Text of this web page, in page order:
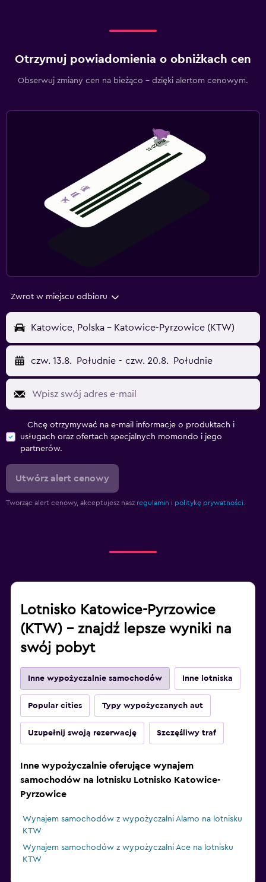
Otrzymuj powiadomienia o obniżkach cen
Obserwuj zmiany cen na bieżąco – dzięki alertom cenowym.
Zwrot w miejscu odbioru
Katowice, Polska - Katowice-Pyrzowice (KTW)
czw. 13.8. Południe - czw. 20.8. Południe
Chcę otrzymywać na e-mail informacje o produktach i
usługach oraz ofertach specjalnych momondo i jego
partnerów.
Utwórz alert cenowy
Tworząc alert cenowy, akceptujesz nasz regulamin i politykę prywatności.
Lotnisko Katowice-Pyrzowice
(KTW) – znajdź lepsze wyniki na
swój pobyt
Inne wypożyczalnie samochodów Inne lotniska
Popular cities Typy wypożyczanych aut
Uzupełnij swoją rezerwację Szczęśliwy traf
Inne wypożyczalnie oferujące wynajem
samochodów na lotnisku Lotnisko Katowice-
Pyrzowice
Wynajem samochodów z wypożyczalni Alamo na lotnisku
KTW
Wynajem samochodów z wypożyczalni Ace na lotnisku
KTW